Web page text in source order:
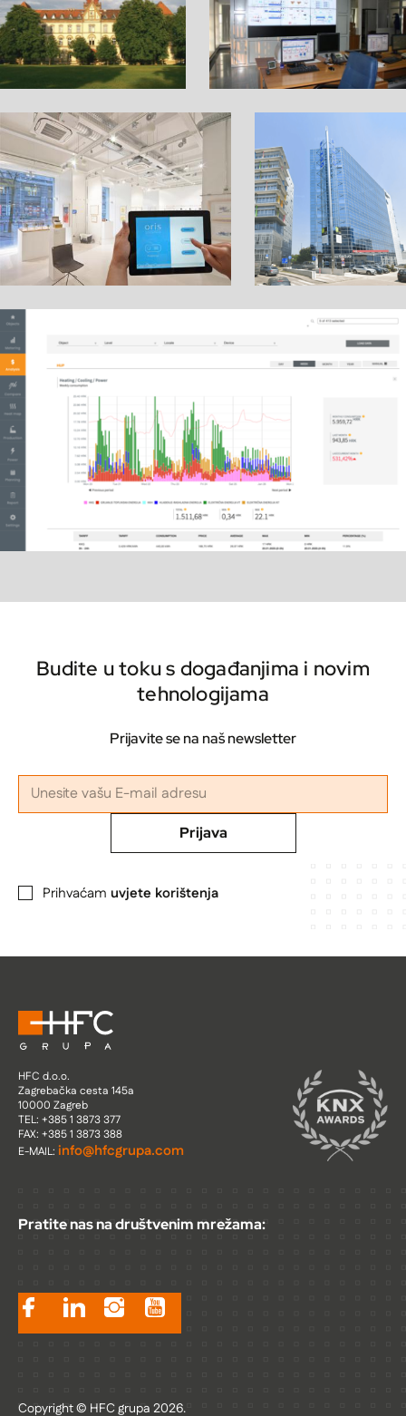
Budite u toku s događanjima i novim
tehnologijama
Prijavite se na naš newsletter
Prijava
Prihvaćam uvjete korištenja
HFC d.o.o.
Zagrebačka cesta 145a
10000 Zagreb
TEL: +385 1 3873 377
FAX: +385 1 3873 388
E-MAIL: info@hfcgrupa.com
Pratite nas na društvenim mrežama:
Copyright © HFC grupa 2026.